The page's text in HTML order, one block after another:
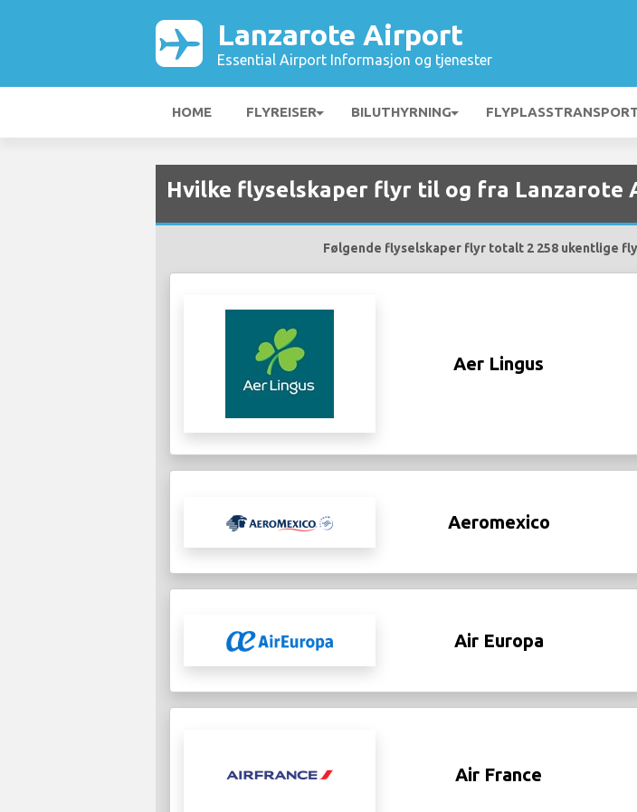
Lanzarote Airport
Essential Airport Informasjon og tjenester
HOME FLYREISER BILUTHYRNING
Hvilke flyselskaper flyr til og fra Lanzarote
Følgende flyselskaper flyr totalt 2 258 ukentlige
Aer Lingus
Aeromexico
Air Europa
Air France